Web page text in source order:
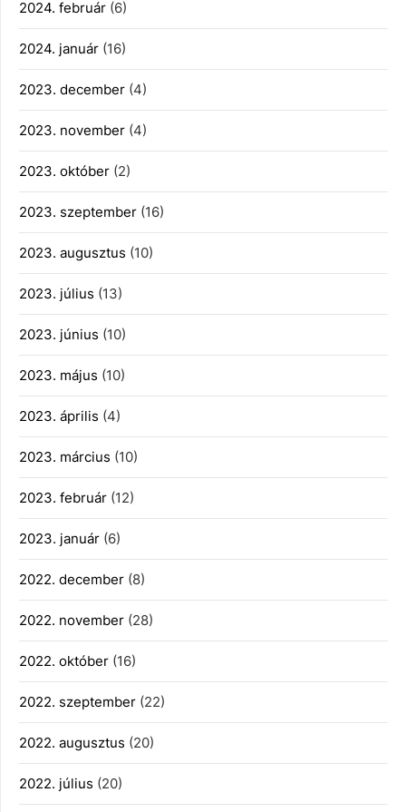
2024. február (6)
2024. január (16)
2023. december (4)
2023. november (4)
2023. október (2)
2023. szeptember (16)
2023. augusztus (10)
2023. július (13)
2023. június (10)
2023. május (10)
2023. április (4)
2023. március (10)
2023. február (12)
2023. január (6)
2022. december (8)
2022. november (28)
2022. október (16)
2022. szeptember (22)
2022. augusztus (20)
2022. július (20)